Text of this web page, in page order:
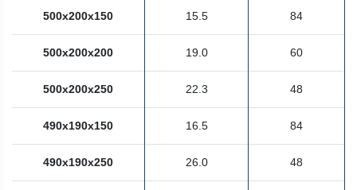
500x200x150 15.5 84
500x200x200 19.0 60
500x200x250 22.3 48
490x190x150 16.5 84
490x190x250 26.0 48